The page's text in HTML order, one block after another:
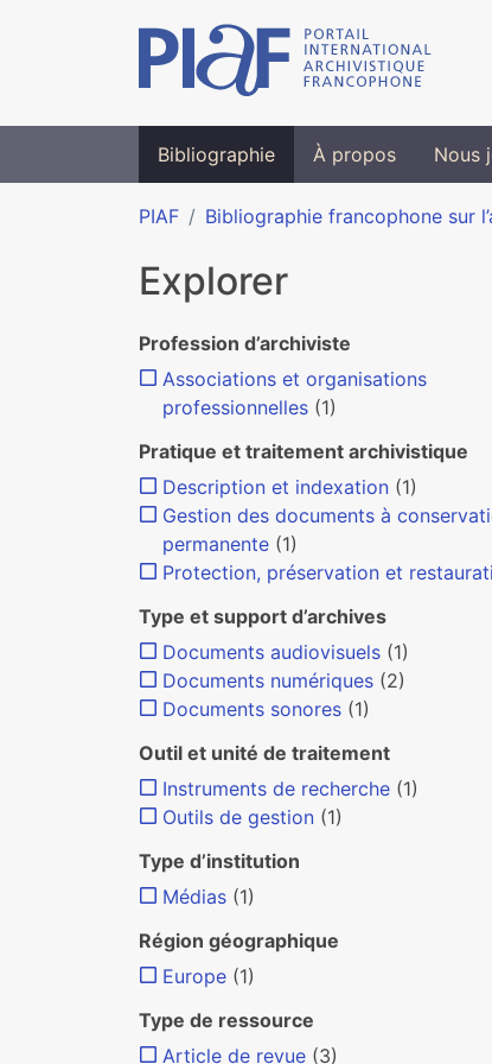
Bibliographie À propos Nous
PIAF Bibliographie francophone sur
Explorer
Profession d’archiviste
Associations et organisations
professionnelles (1)
Pratique et traitement archivistique
Description et indexation (1)
Gestion des documents à
permanente (1)
Protection, préservation et
Type et support d’archives
Documents audiovisuels (1)
Documents numériques (2)
Documents sonores (1)
Outil et unité de traitement
Instruments de recherche (1)
Outils de gestion (1)
Type d’institution
Médias (1)
Région géographique
Europe (1)
Type de ressource
Article de revue (3)